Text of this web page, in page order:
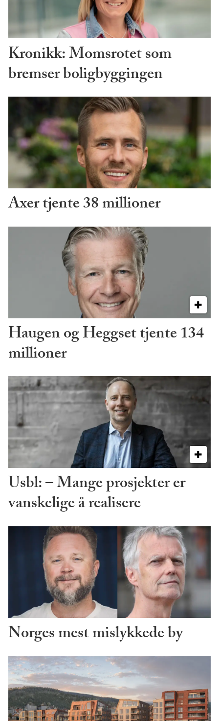
Kronikk: Momsrotet som
bremser boligbyggingen
Axer tjente 38 millioner
Haugen og Heggset tjente 134
millioner
Usbl: – Mange prosjekter er
vanskelige å realisere
Norges mest mislykkede by